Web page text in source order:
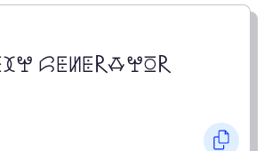
ꗱꗍꖦꗍ𐝥ꗇꖡꗞ𐝥